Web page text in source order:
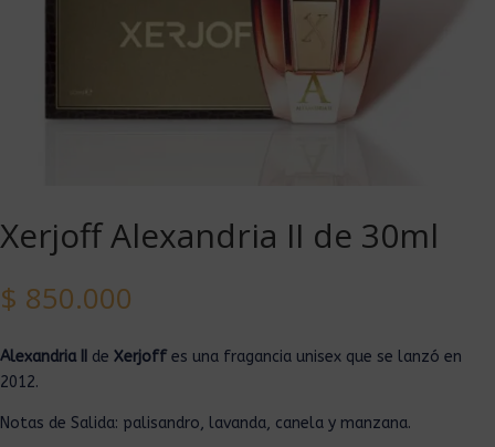
Xerjoff Alexandria II de 30ml
$ 850.000
Alexandria II de Xerjoffes una fragancia unisex que se lanzó en
2012.
Notas de Salida: palisandro, lavanda, canela y manzana.